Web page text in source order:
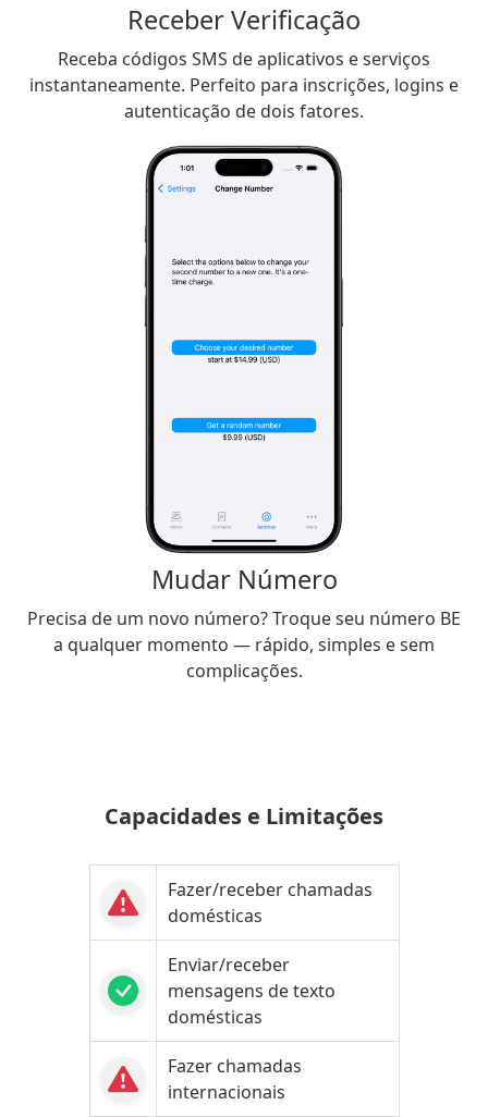
Receber Verificação
Receba códigos SMS de aplicativos e serviços
instantaneamente. Perfeito para inscrições, logins e
autenticação de dois fatores.
Mudar Número
Precisa de um novo número? Troque seu número BE
a qualquer momento — rápido, simples e sem
complicações.
Capacidades e Limitações
Fazer/receber chamadas
domésticas
Enviar/receber
mensagens de texto
domésticas
Fazer chamadas
internacionais